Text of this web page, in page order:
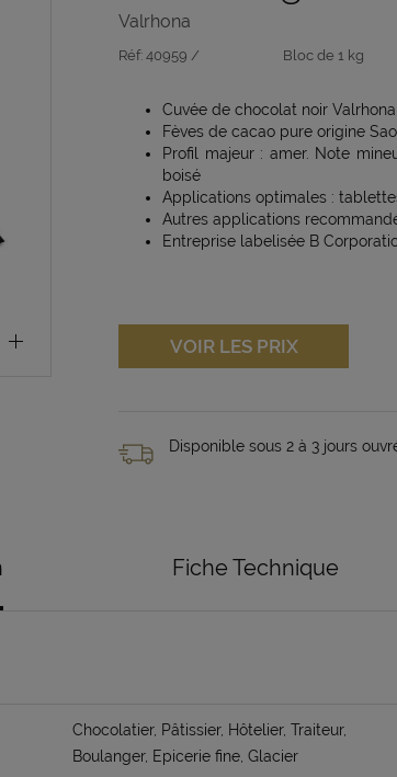
Valrhona
Réf: 40959 / Bloc de 1 kg
Cuvée de chocolat noir
Fèves de cacao pure origine
Profil majeur : amer. Note
boisé
Applications optimales :
Autres applications
Entreprise labelisée B
VOIR LES PRIX
Disponible sous 2 à 3 jours
Fiche Technique
Chocolatier, Pâtissier, Hôtelier, Traiteur,
Boulanger, Epicerie fine, Glacier